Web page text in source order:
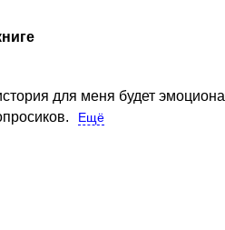
для меня будет
Ещё